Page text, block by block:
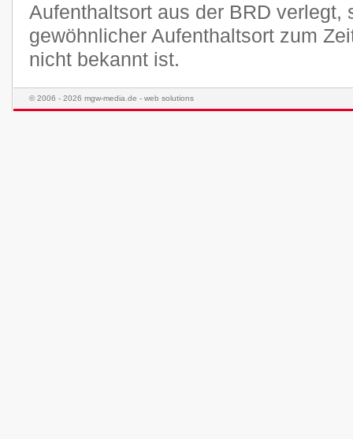
Aufenthaltsort aus der BRD verlegt,
gewöhnlicher Aufenthaltsort zum
nicht bekannt ist.
© 2006 - 2026 mgw-media.de - web solutions